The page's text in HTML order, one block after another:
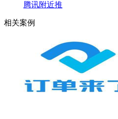
腾讯附近推
相关案例